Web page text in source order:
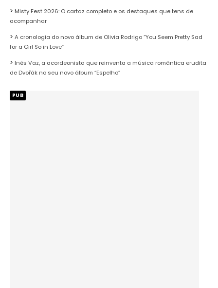
Misty Fest 2026: O cartaz completo e os destaques que tens de
acompanhar
A cronologia do novo álbum de Olivia Rodrigo “You Seem Pretty Sad
for a Girl So in Love”
Inês Vaz, a acordeonista que reinventa a música romântica erudita
de Dvořák no seu novo álbum “Espelho”
PUB